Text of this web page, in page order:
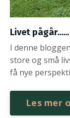
Livet pågår......
I denne
store og små
få nye
Les mer